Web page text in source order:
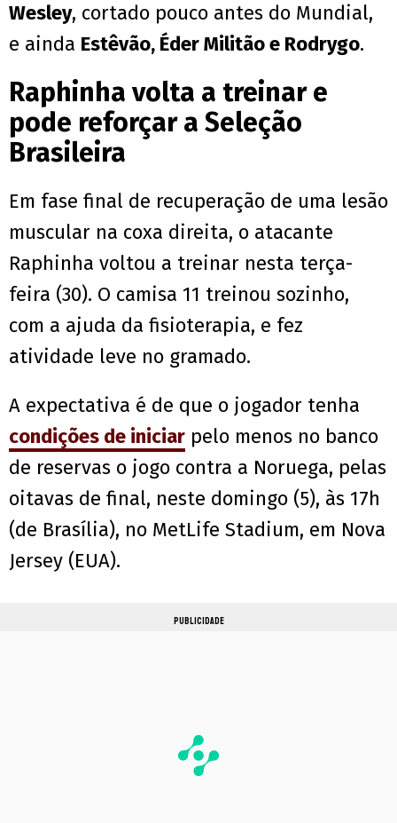
Wesley, cortado pouco antes do Mundial,
e ainda Estêvão, Éder Militão e Rodrygo.
Raphinha volta a treinar e
pode reforçar a Seleção
Brasileira
Em fase final de recuperação de uma lesão
muscular na coxa direita, o atacante
Raphinha voltou a treinar nesta terça-
feira (30). O camisa 11 treinou sozinho,
com a ajuda da fisioterapia, e fez
atividade leve no gramado.
A expectativa é de que o jogador tenha
condições de iniciar pelo menos no banco
de reservas o jogo contra a Noruega, pelas
oitavas de final, neste domingo (5), às 17h
(de Brasília), no MetLife Stadium, em Nova
Jersey (EUA).
PUBLICIDADE